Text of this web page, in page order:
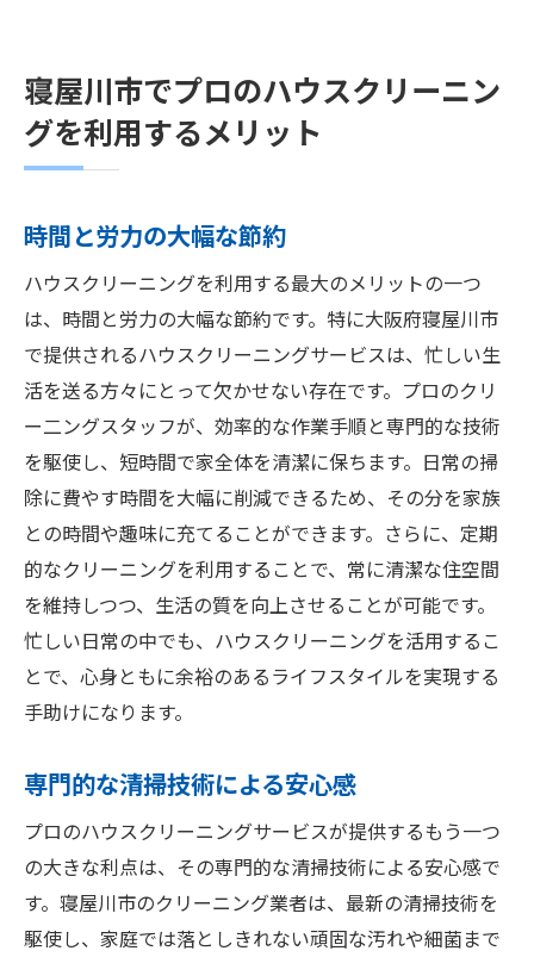
寝屋川市でプロのハウスクリーニン
グを利用するメリット
時間と労力の大幅な節約
ハウスクリーニングを利用する最大のメリットの一つ
は、時間と労力の大幅な節約です。特に大阪府寝屋川市
で提供されるハウスクリーニングサービスは、忙しい生
活を送る方々にとって欠かせない存在です。プロのクリ
ー二ングスタッフが、効率的な作業手順と専門的な技術
を駆使し、短時間で家全体を清潔に保ちます。日常の掃
除に費やす時間を大幅に削減できるため、その分を家族
との時間や趣味に充てることができます。さらに、定期
的なクリーニングを利用することで、常に清潔な住空間
を維持しつつ、生活の質を向上させることが可能です。
忙しい日常の中でも、ハウスクリーニングを活用するこ
とで、心身ともに余裕のあるライフスタイルを実現する
手助けになります。
専門的な清掃技術による安心感
プロのハウスクリーニングサービスが提供するもう一つ
の大きな利点は、その専門的な清掃技術による安心感で
す。寝屋川市のクリーニング業者は、最新の清掃技術を
駆使し、家庭では落としきれない頑固な汚れや細菌まで